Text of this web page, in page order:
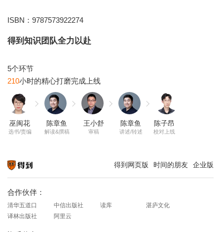
ISBN：9787573922274
得到知识团队全力以赴
210
巫闽花
选书/责编
陈章鱼
解读&撰稿
王小舒
审稿
陈章鱼
讲述/转述
陈子昂
校对上线
得到网页版 时间的朋友 企业版
合作伙伴：
清华五道口 中信出版社 读库
湛庐文化
译林出版社
阿里云